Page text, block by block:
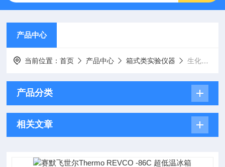
产品中心
当前位置：首页 产品中心 箱式类实验仪器 生化培养箱
产品分类
相关文章